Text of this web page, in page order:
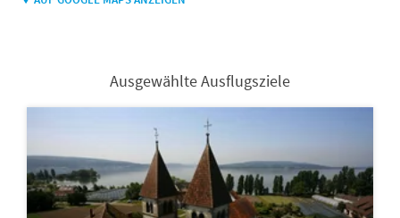
Ausgewählte Ausflugsziele